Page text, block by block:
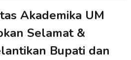
Akademika UM
Selamat &
Bupati dan